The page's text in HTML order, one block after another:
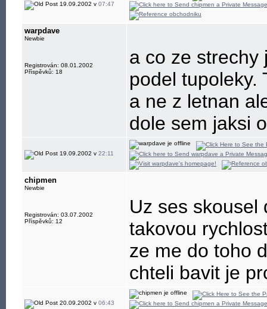
19.09.2002 v 07:47
warpdave
Newbie
Registrován: 08.01.2002
Příspěvků: 18
a co ze strechy
podel tupoleky.
a ne z letnan
dole sem jaksi
19.09.2002 v 22:11
chipmen
Newbie
Registrován: 03.07.2002
Příspěvků: 12
Uz ses skousel
takovou
ze me do toho
chteli bavit je
20.09.2002 v 06:43